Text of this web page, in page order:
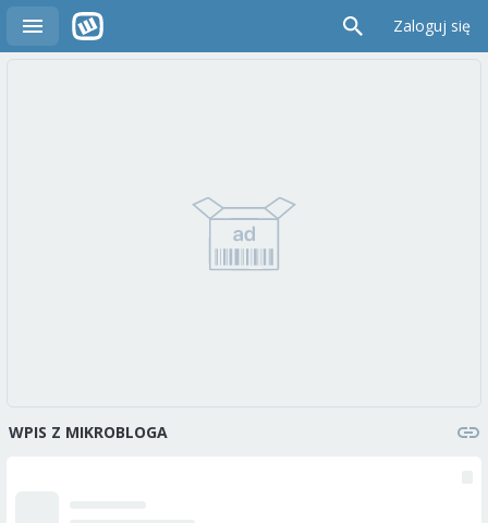
Zaloguj się
WPIS Z MIKROBLOGA